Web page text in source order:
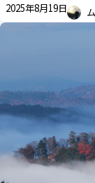
2025年8月19日